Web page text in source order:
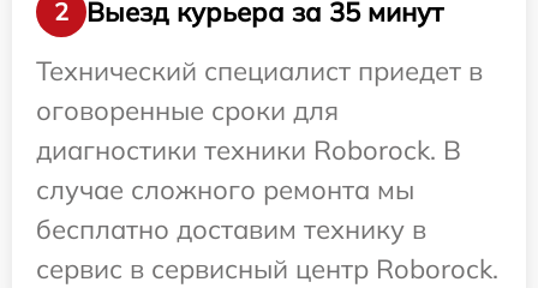
2
Выезд курьера за 35 минут
Технический специалист приедет в
оговоренные сроки для
диагностики техники Roborock. В
случае сложного ремонта мы
бесплатно доставим технику в
сервис в сервисный центр Roborock.